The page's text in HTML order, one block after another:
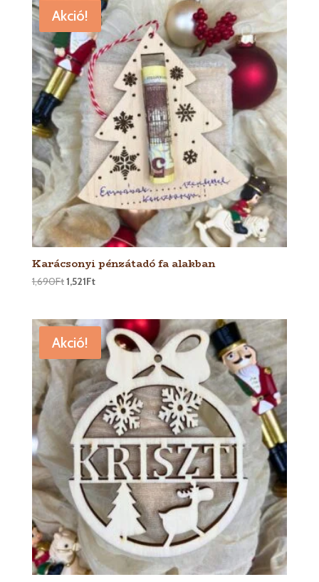
Akció!
Karácsonyi pénzátadó fa alakban
1,690Ft1,521Ft
Akció!